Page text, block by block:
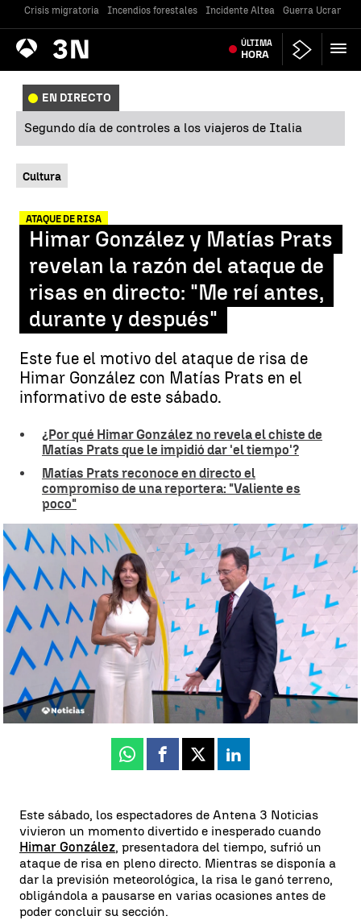
Crisis migratoria Incendios forestales Incidente Altea Guerra Ucrania
Antena
3 Noticias ÚLTIMA
HORA
EN DIRECTO
Segundo día de controles a los viajeros de Italia
Cultura
ATAQUE DE RISA
Himar González y Matías Prats
revelan la razón del ataque de
risas en directo: "Me reí antes,
durante y después"
Este fue el motivo del ataque de risa de
Himar González con Matías Prats en el
informativo de este sábado.
¿Por qué Himar González no revela el chiste de
Matías Prats que le impidió dar 'el tiempo'?
Matías Prats reconoce en directo el
compromiso de una reportera: "Valiente es
poco"
Matías Prats e Himar González revelan la razón del ataque de risas
en directo: "Me reí antes, durante y después" |Matías Prats e Himar
González revelan la razón del ataque de risas en directo: "Me reí
antes, durante y después"
Paula V. Sisó
Publicado:
22 de septiembre de 2024, 15:45
Whatsapp
Facebook
X Linkedin
Este sábado, los espectadores de Antena 3 Noticias
vivieron un momento divertido e inesperado cuando
Himar González, presentadora del tiempo, sufrió un
ataque de risa en pleno directo. Mientras se disponía a
dar la previsión meteorológica, la risa le ganó terreno,
obligándola a pausarse en varias ocasiones antes de
poder concluir su sección.